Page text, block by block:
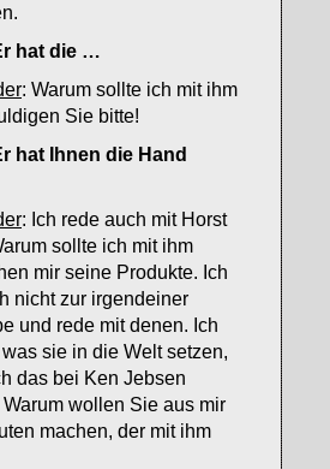
hat die …
: Warum sollte ich mit ihm
Sie bitte!
hat Ihnen die Hand
: Ich rede auch mit Horst
sollte ich mit ihm
mir seine Produkte. Ich
nicht zur irgendeiner
und rede mit denen. Ich
sie in die Welt setzen,
das bei Ken Jebsen
wollen Sie aus mir
machen, der mit ihm